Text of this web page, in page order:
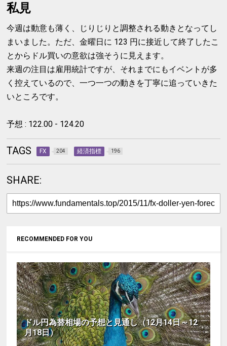
私見
今週は動意も薄く、じりじりと調整される動きとなってし
まいました。ただ、金曜日に 123 円に接近して終了したこ
とからドル買いの意欲は強そうに見えます。
来週の注目は雇用統計ですが、それまでにもイベントが多
く控えているので、一つ一つの動きを丁寧に追っていきた
いところです。
予想 : 122.00 - 124.20
TAGS FX 204 経済指標 196
SHARE:
RECOMMENDED FOR YOU
ドル円為替相場の予想と見通し（12月14日～12
月18日）